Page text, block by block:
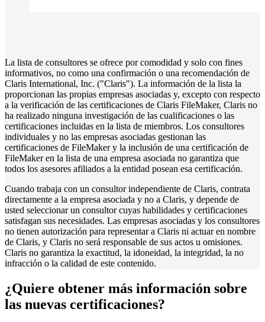
La lista de consultores se ofrece por comodidad y solo con fines
informativos, no como una confirmación o una recomendación de
Claris International, Inc. ("Claris"). La información de la lista la
proporcionan las propias empresas asociadas y, excepto con respecto
a la verificación de las certificaciones de Claris FileMaker, Claris no
ha realizado ninguna investigación de las cualificaciones o las
certificaciones incluidas en la lista de miembros. Los consultores
individuales y no las empresas asociadas gestionan las
certificaciones de FileMaker y la inclusión de una certificación de
FileMaker en la lista de una empresa asociada no garantiza que
todos los asesores afiliados a la entidad posean esa certificación.
Cuando trabaja con un consultor independiente de Claris, contrata
directamente a la empresa asociada y no a Claris, y depende de
usted seleccionar un consultor cuyas habilidades y certificaciones
satisfagan sus necesidades. Las empresas asociadas y los consultores
no tienen autorización para representar a Claris ni actuar en nombre
de Claris, y Claris no será responsable de sus actos u omisiones.
Claris no garantiza la exactitud, la idoneidad, la integridad, la no
infracción o la calidad de este contenido.
¿Quiere obtener más información sobre
las nuevas certificaciones?